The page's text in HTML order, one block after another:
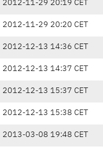
2012-11-29 20:19 CET
2012-11-29 20:20 CET
2012-12-13 14:36 CET
2012-12-13 14:37 CET
2012-12-13 15:37 CET
2012-12-13 15:38 CET
2013-03-08 19:48 CET